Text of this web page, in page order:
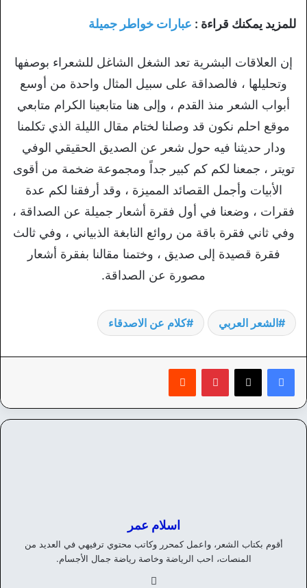
للمزيد يمكنك قراءة : عبارات خواطر جميلة
إن العلاقات البشرية تعد الشغل الشاغل للشعراء بوصفها
وتحليلها ، فالصداقة على سبيل المثال واحدة من أوسع
أبواب الشعر منذ القدم ، وإلى هنا متابعينا الكرام متابعي
موقع احلم نكون قد وصلنا لختام مقال الليلة الذي تكلمنا
ودار حديثنا فيه حول شعر عن الصديق الحقيقي الوفي
تويتر ، جمعنا لكم كم كبير جداً ومجموعة ضخمة من أقوى
الأبيات وأجمل القصائد المميزة ، وقد أرفقنا لكم عدة
فقرات ، وضعنا في أول فقرة أشعار جميلة عن الصداقة ،
وفي ثاني فقرة باقة من روائع النابغة الذبياني ، وفي ثالث
فقرة قصيدة إلى صديق ، وختمنا مقالنا بفقرة أشعار
مصورة عن الصداقة.
الشعر العربي كلام عن الاصدقاء
بينتيريست
اسلام عمر
أقوم بكتاب الشعر، واعمل كمحرر وكاتب محتوي ترفيهي في العديد من
المنصات، احب الرياضة وخاصة رياضة جمال الأجسام.